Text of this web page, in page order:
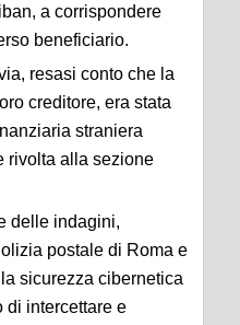
a corrispondere
beneficiario.
resasi conto che la
creditore, era stata
straniera
rivolta alla sezione
delle indagini,
postale di Roma e
sicurezza cibernetica
di intercettare e